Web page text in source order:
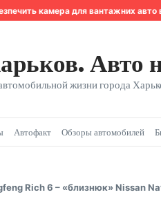
камера для вантажних авто від
Авто
жизни города
Автофакт Обзоры автомобилей
Rich 6 – «близнюк» Nissan